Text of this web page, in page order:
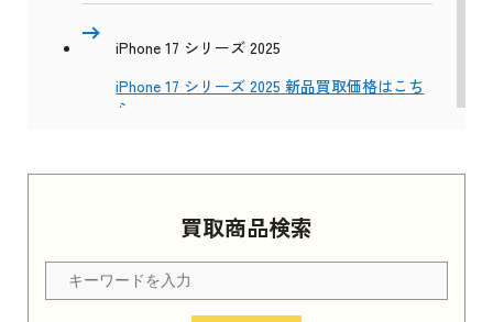
買取商品検索
iPhone 17 シリーズ 2025
iPhone 17 シリーズ 2025 新品買取価格はこち
ら
Apple Watch Series 11 2025 新品買取価格はこ
ちら